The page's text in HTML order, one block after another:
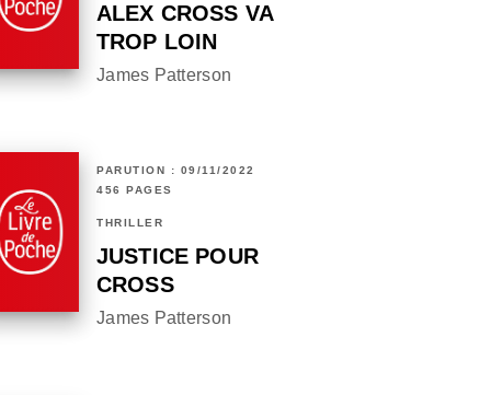
ALEX CROSS VA
TROP LOIN
James Patterson
PARUTION : 09/11/2022
456 PAGES
THRILLER
JUSTICE POUR
CROSS
James Patterson